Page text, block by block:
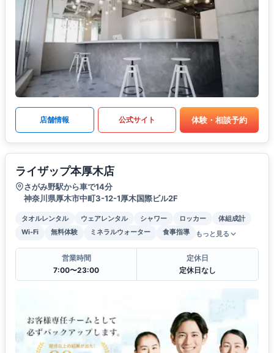
店舗情報 公式サイト 体験・相談予約
ライザップ本厚木店
さがみ野駅から車で14分
神奈川県厚木市中町3-12-1厚木国際ビル2F
タオルレンタル ウェアレンタル シャワー ロッカー
体組成計
Wi-Fi
無料体験 ミネラルウォーター 食事指導 もっと見る
営業時間
7:00〜23:00
定休日
定休日なし